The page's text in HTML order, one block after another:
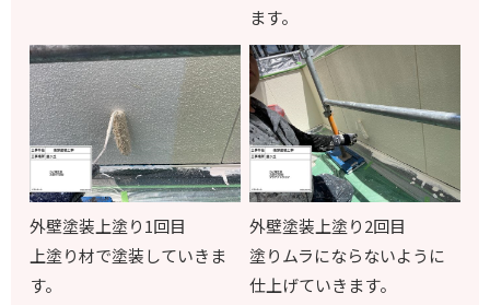
ます。
外壁塗装上塗り1回目
上塗り材で塗装していきま
す。
外壁塗装上塗り2回目
塗りムラにならないように
仕上げていきます。